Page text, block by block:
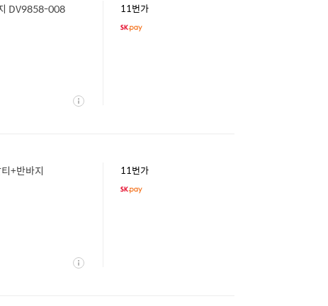
DV9858-008 11번가
상
+반바지 11번가
상